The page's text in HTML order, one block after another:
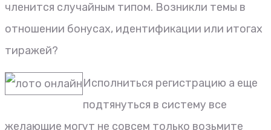
членится случайным типом. Возникли темы в
отношении бонусах, идентификации или итогах
тиражей?
Исполниться регистрацию а еще
подтянуться в систему все
желающие могут не совсем только возьмите